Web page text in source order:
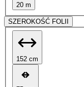
20 m
SZEROKOŚĆ FOLII
152 cm